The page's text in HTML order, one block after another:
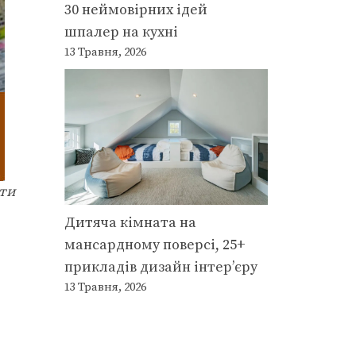
30 неймовірних ідей
шпалер на кухні
13 Травня, 2026
Дитяча кімната на
мансардному поверсі, 25+
прикладів дизайн інтер’єру
13 Травня, 2026